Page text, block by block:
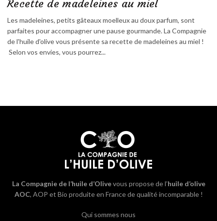
Recette de madeleines au miel
Les madeleines, petits gâteaux moelleux au doux parfum, sont
parfaites pour accompagner une pause gourmande. La Compagnie
de l'huile d'olive vous présente sa recette de madeleines au miel !
Selon vos envies, vous pourrez...
La Compagnie de l’huile d’Olivevous propose de l’huile d’olive
AOC, AOP et Bio produite en France de qualité incomparable !
Qui sommes nous